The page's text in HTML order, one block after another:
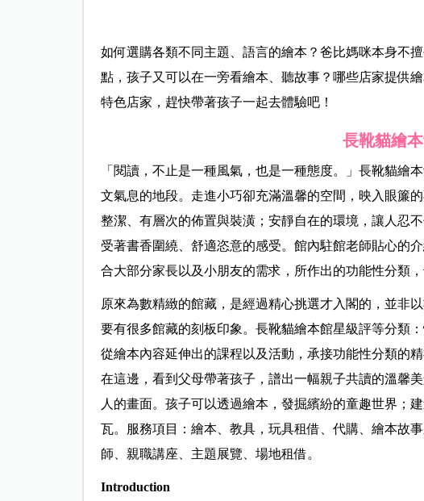
如何選購各類不同主題、語言的繪本？爸比媽咪本身不
點，孩子又可以在一旁看繪本、聽故事？哪些店家提供
特色店家，趕快帶著孩子一起去體驗吧！
長靴貓繪
「閱讀，不止是一種風氣，也是一種態度。」長靴貓繪
文氣息的地段。走進小巧卻充滿溫馨的空間，映入眼簾
整潔、有層次的佈置與裝潢；安靜自在的環境，讓人忍
受著書香圍繞、舒適恣意的感受。館內駐館老師貼心的
合大部分家長以及小朋友的需求，所作出的功能性分類
原來為數精緻的館藏，是經過精心挑選才入閣的，並非
要有很多館藏的刻板印象。長靴貓繪本館星級評等分類
從繪本內容延伸出的課程以及活動，承接功能性分類的
在這邊，看到父母帶著孩子，譜出一幅親子共讀的溫馨
人的畫面。孩子可以透過繪本，發掘繽紛的童趣世界；
瓦。服務項目：繪本、教具，玩具租借、代購、繪本故
師、親職講座、主題展覽、場地租借。
Introduction